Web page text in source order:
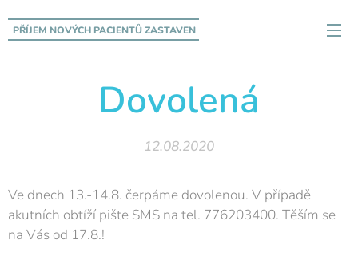
PŘÍJEM NOVÝCH PACIENTŮZASTAVEN
Dovolená
12.08.2020
Ve dnech 13.-14.8. čerpáme dovolenou. V případě
akutních obtíží pište SMS na tel. 776203400. Těším se
na Vás od 17.8.!